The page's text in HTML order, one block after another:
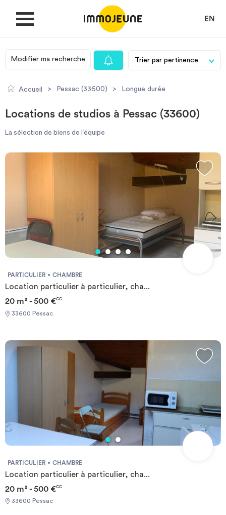
EN
MON COMPTE
Investir
Modifier ma recherche
Accueil > Pessac (33600) > Longue durée
Locations de studios à Pessac (33600)
La sélection de biens de l’équipe
PARTICULIER CHAMBRE
Location particulier à particulier, cha...
20 m² - 500 €CC
33600 Pessac
PARTICULIER CHAMBRE
Location particulier à particulier, cha...
20 m² - 500 €CC
33600 Pessac